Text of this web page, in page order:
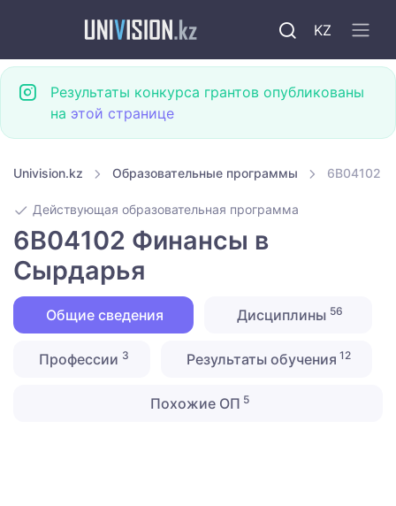
KZ
Результаты конкурса грантов опубликованы
на этой странице
Univision.kz Образовательные программы 6B04102
Действующая образовательная программа
6B04102 Финансы в
Сырдарья
Общие сведения Дисциплины 56
Профессии 3 Результаты обучения 12
Похожие ОП 5